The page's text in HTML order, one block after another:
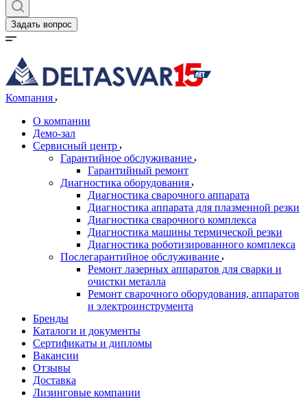
Задать вопрос
Компания
О компании
Демо-зал
Сервисный центр
Гарантийное обслуживание
Гарантийный ремонт
Диагностика оборудования
Диагностика сварочного аппарата
Диагностика аппарата для плазменной резки
Диагностика сварочного комплекса
Диагностика машины термической резки
Диагностика роботизированного комплекса
Послегарантийное обслуживание
Ремонт лазерных аппаратов для сварки и
очистки металла
Ремонт сварочного оборудования, аппаратов
и электроинструмента
Бренды
Каталоги и документы
Сертификаты и дипломы
Вакансии
Отзывы
Доставка
Лизинговые компании